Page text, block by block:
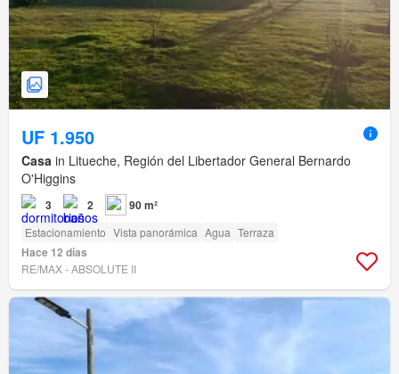
UF 1.950
Casa in Litueche, Región del Libertador General Bernardo
O'Higgins
3 2 90 m²
Estacionamiento Vista panorámica Agua Terraza
Hace 12 días
RE/MAX - ABSOLUTE II